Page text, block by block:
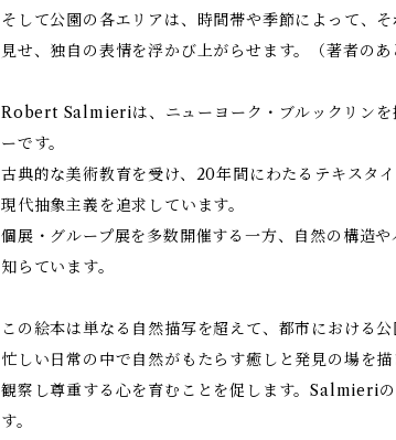
そして公園の各エリアは、時間帯や季節によって、
見せ、独自の表情を浮かび上がらせます。（著者のあ
Robert Salmieriは、ニューヨーク・ブルックリンを
ーです。
古典的な美術教育を受け、20年間にわたるテキスタ
現代抽象主義を追求しています。
個展・グループ展を多数開催する一方、自然の構造
知らています。
この絵本は単なる自然描写を超えて、都市における
忙しい日常の中で自然がもたらす癒しと発見の場を
観察し尊重する心を育むことを促します。Salmieri
す。